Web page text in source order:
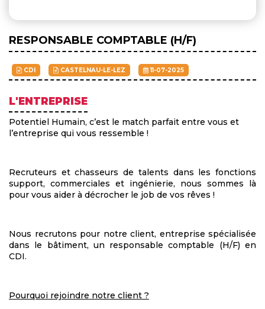
RESPONSABLE COMPTABLE (H/F)
CDI CASTELNAU-LE-LEZ 11-07-2025
L'ENTREPRISE
Potentiel Humain, c’est le match parfait entre vous et
l’entreprise qui vous ressemble !
Recruteurs et chasseurs de talents dans les fonctions
support, commerciales et ingénierie, nous sommes là
pour vous aider à décrocher le job de vos rêves !
Nous recrutons pour notre client, entreprise spécialisée
dans le bâtiment, un responsable comptable (H/F) en
CDI.
Pourquoi rejoindre notre client ?